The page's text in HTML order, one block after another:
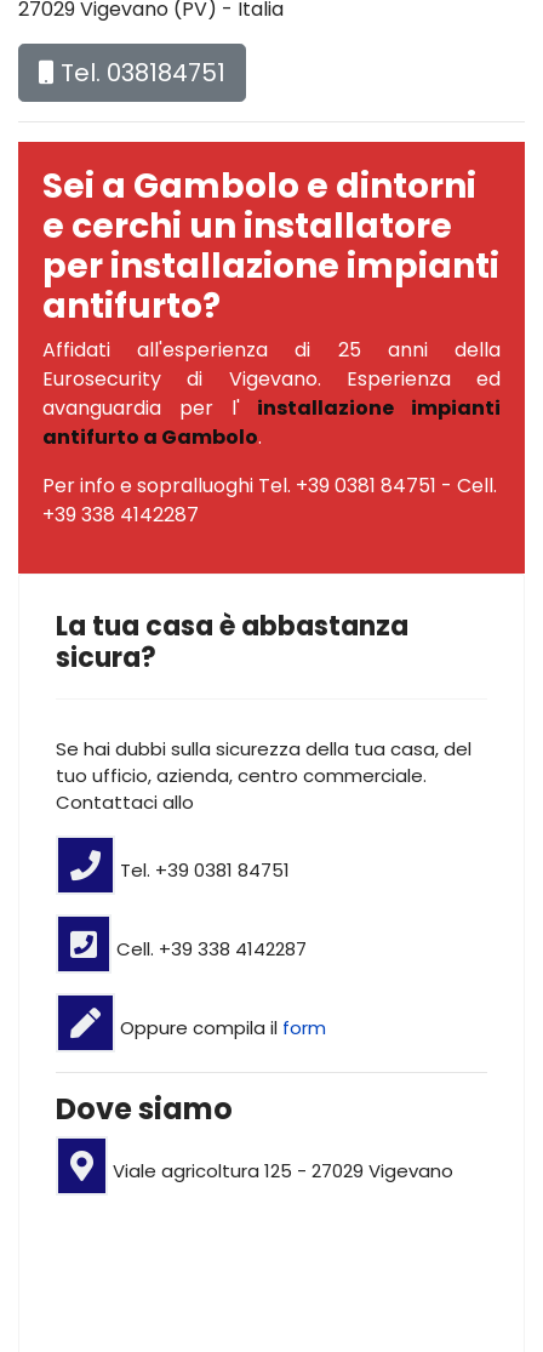
27029 Vigevano (PV) - Italia
Tel. 038184751
Sei a Gambolo e dintorni
e cerchi un installatore
per installazione impianti
antifurto?
Affidati all'esperienza di 25 anni della
Eurosecurity di Vigevano. Esperienza ed
avanguardia per l' installazione impianti
antifurto a Gambolo.
Per info e sopralluoghi Tel. +39 0381 84751 - Cell.
+39 338 4142287
La tua casa è abbastanza
sicura?
Se hai dubbi sulla sicurezza della tua casa, del
tuo ufficio, azienda, centro commerciale.
Contattaci allo
Tel. +39 0381 84751
Cell. +39 338 4142287
Oppure compila il form
Dove siamo
Viale agricoltura 125 - 27029 Vigevano